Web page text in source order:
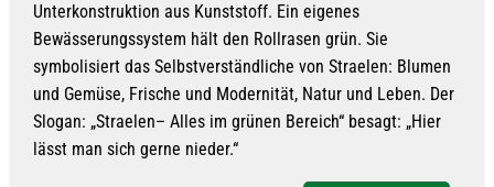
Unterkonstruktion aus Kunststoff. Ein eigenes
Bewässerungssystem hält den Rollrasen grün. Sie
symbolisiert das Selbstverständliche von Straelen: Blumen
und Gemüse, Frische und Modernität, Natur und Leben. Der
Slogan: „Straelen– Alles im grünen Bereich“ besagt: „Hier
lässt man sich gerne nieder.“